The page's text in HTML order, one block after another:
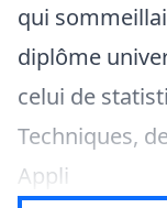
qui
diplôme
celui de
Techniques,
Appli